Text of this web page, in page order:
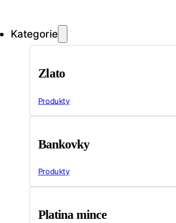
Kategorie
Zlato
Produkty
Bankovky
Produkty
Platina mince